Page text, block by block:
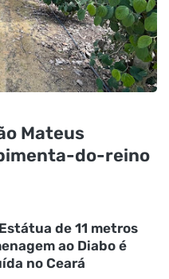
Mateus
do-reino
de 11 metros
ao Diabo é
no Ceará